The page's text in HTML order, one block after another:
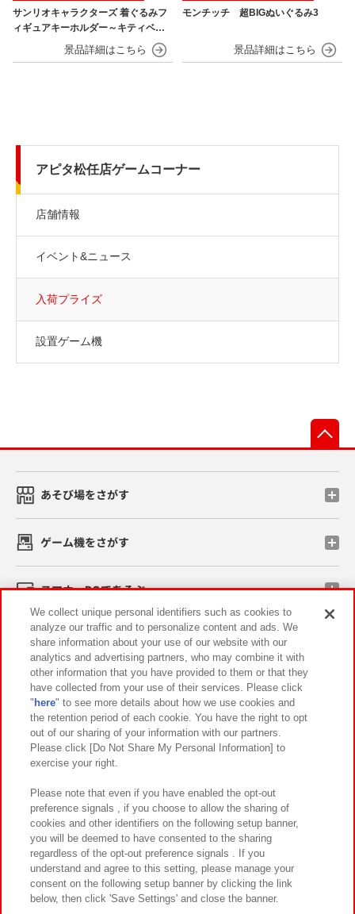
サンリオキャラクターズ 着ぐるみフ
ィギュアキーホルダー～キティベアv
モンチッチ 超BIGぬいぐるみ3
アピタ松任店ゲームコーナー
店舗情報
イベント&ニュース
入荷プライズ
設置ゲーム機
あそび場をさがす
ゲーム機をさがす
スマホ・PCであそぶ
イベント・キャンペーン
関連会社 サステナビリティ サイトポリシー
プライバシーポリシー ウェブアクセシビリティ方針と検証結果
お取引先さまとともに
カスタマーハラスメント対応方針 よくあるご質問・お問い合わせ
©Bandai Namco Amusement Inc.
We collect unique personal identifiers such as cookies to
analyze our traffic and to personalize content and ads. We
share information about your use of our website with our
analytics and advertising partners, who may combine it with
other information that you have provided to them or that they
have collected from your use of their services. Please click
" here" to see more details about how we use cookies and
the retention period of each cookie. You have the right to opt
out of our sharing of your information with our partners.
Please click [Do Not Share My Personal Information] to
exercise your right.
Please note that even if you have enabled the opt-out
preference signals , if you choose to allow the sharing of
cookies and other identifiers on the following setup banner,
you will be deemed to have consented to the sharing
regardless of the opt-out preference signals . If you
understand and agree to this setting, please manage your
consent on the following setup banner by clicking the link
below, then click 'Save Settings' and close the banner.